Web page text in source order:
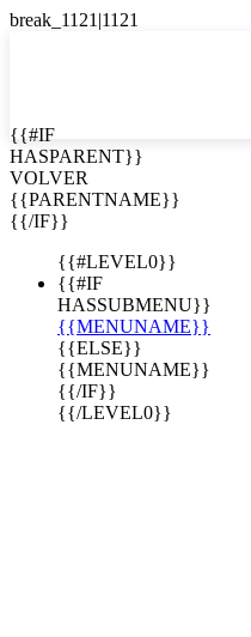
{{#IF
HASPARENT}}
VOLVER
{{PARENTNAME}}
{{/IF}}
{{#LEVEL0}}
{{#IF
HASSUBMENU}}
{{MENUNAME}}
{{ELSE}}
{{MENUNAME}}
{{/IF}}
{{/LEVEL0}}